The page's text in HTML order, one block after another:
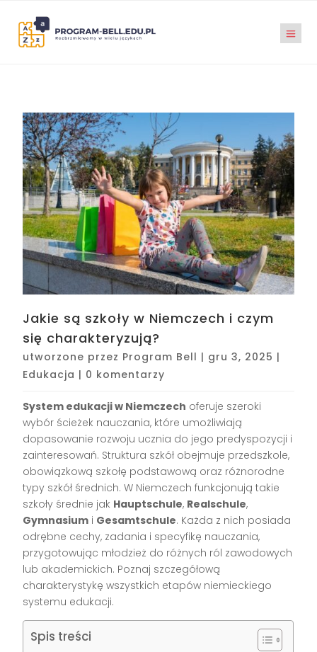
Jakie są szkoły w Niemczech i czym
się charakteryzują?
utworzone przez Program Bell | gru 3, 2025 |
Edukacja | 0 komentarzy
System edukacji w Niemczech oferuje szeroki
wybór ścieżek nauczania, które umożliwiają
dopasowanie rozwoju ucznia do jego predyspozycji i
zainteresowań. Struktura szkół obejmuje przedszkole,
obowiązkową szkołę podstawową oraz różnorodne
typy szkół średnich. W Niemczech funkcjonują takie
szkoły średnie jak Hauptschule, Realschule,
Gymnasium i Gesamtschule. Każda z nich posiada
odrębne cechy, zadania i specyfikę nauczania,
przygotowując młodzież do różnych ról zawodowych
lub akademickich. Poznaj szczegółową
charakterystykę wszystkich etapów niemieckiego
systemu edukacji.
Spis treści